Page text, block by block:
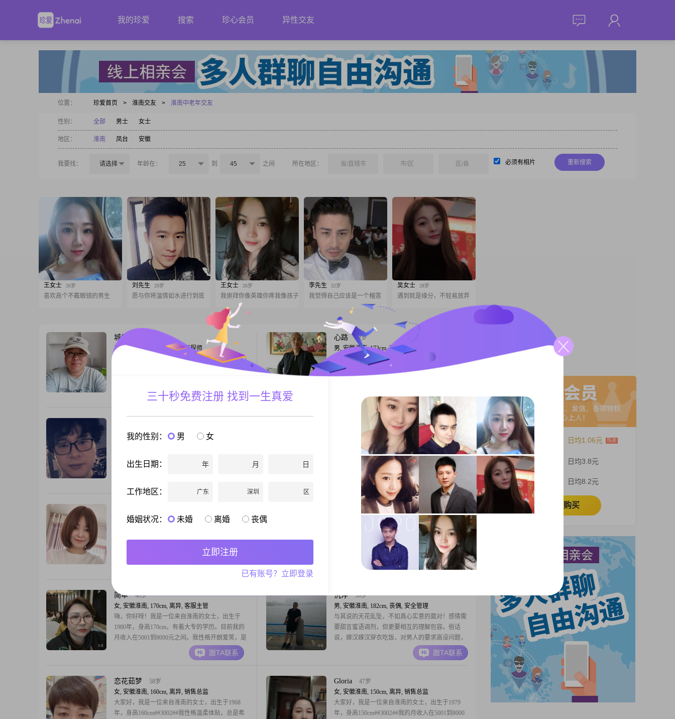
我的珍爱 搜索 珍心会员 异性交友
位置： 珍爱首页 > 淮南交友 > 淮南中老年交友
性别： 全部 男士 女士
地区： 淮南 凤台 安徽
我要找： 请选择 年龄在： 25 到 45 之间 所在地区： 省/直辖市 市/区 区/县 必须有相片 重新搜索
王女士 26岁
喜欢高个不戴眼镜的男生
刘先生 29岁
愿与你将温情如水进行到底
王女士 26岁
我崇拜你像英雄你疼我像孩子
李先生 32岁
我觉得自己应该是一个榴莲
吴女士 28岁
遇到就是缘分，不轻易放弃
城堡之外
男, 安徽淮南, 171cm, 离异, 工程师
忙忙人海，相遇就是缘分！能够相识，就需要真心
跟TA联系
心路
52岁
男, 安徽淮南, 173cm, 离异, 安全管理
大家好，我是一位来自淮南的男士，出生于1974
年，身高173cm。我的月收入在5001到8000元之
值，认为家庭的和谐和幸福是最重要的。我愿意花
时间和精力去经营和维护家庭关系，与家人共度美
好时光。我对待感情认真负责，希望找到一个能够
跟TA联系
男, 安徽淮南, 170cm, 离异, 政府机构
体强壮，偶尔抽烟，滴酒不沾所有的外在都不如内
女, 安徽淮南, 160cm, 离异, 销售主管
大家好，我是一位来自淮南的女士，出生于1974
年，身高160cm##3002##我拥有大专学历，在一家
普通企业工作，月收入大概在3001到5000元之间
##3002##我性格开朗，总是爱笑，我觉得生活就应
该充满阳光##3002##我是一个独立自信的人，能够
自己处理生活中的各种问题，但我也非常享受和家
人朋友在一起的时光#
跟TA联系
女, 安徽淮南, 167cm, 离异, 广告客户经理
淡，向往踏实安稳的感情，不喜欢虚情假意
##3002##希望在这里遇见三观相合的人，以真心换
真心，慢慢相处，用心相守，共度往后的朝夕
跟TA联系
下一站的幸福
50岁
女, 安徽淮南, 156cm, 离异, 自由职业
嗨，你好呀！我是一位出生于 1976 年的女士。我
身高 156cm，目前生活在淮南这座美丽的城市。我
的学历是中专，已退休，月收入在 3000 元以下。
我这个人没什么特别突出的优点，就是比较喜欢看
处，真诚沟通很重要，只有真心实意地交流
跟TA联系
简单
46岁
女, 安徽淮南, 170cm, 离异, 客服主管
嗨，你好呀！我是一位来自淮南的女士，出生于
1980年，身高170cm，有着大专的学历。目前我的
月收入在5001到8000元之间。我性格开朗爱笑，是
个特别随和的人，很容易相处。在生活中，我特别
注重健康管理，经常会去跑步健身，我觉得这样能
欢的事情。我有很多爱好，比如看电影追剧，在
跟TA联系
沉浮
56岁
男, 安徽淮南, 182cm, 丧偶, 安全管理
与其说的天花乱坠，不如真心实意的面对！感情需
要甜言蜜语调剂，但更要相互的理解包容。俗话
说，嫁汉嫁汉穿衣吃饭，对男人的要求高没问题，
但同时你是否有与之相配的条件？老话说的好啊，
门当户对也重要！女人化妆没问题，也不反对女人
的，不知道这算不算欺骗？大家都是成年人，虚情
假意的都能看出
跟TA联系
恋花茹梦
58岁
女, 安徽淮南, 160cm, 离异, 销售总监
大家好，我是一位来自淮南的女士，出生于1968
年，身高160cm##3002##我性格温柔体贴，总是希
Gloria
47岁
女, 安徽淮南, 150cm, 离异, 销售总监
大家好，我是一位来自淮南的女士，出生于1979
年，身高150cm##3002##我的月收入在5001到8000
日均1.06元
日均3.8元
日均8.2元
立即购买
三十秒免费注册 找到一生真爱
我的性别： 男 女
出生日期： 年 月 日
工作地区： 广东 深圳 区
婚姻状况： 未婚 离婚 丧偶
立即注册
已有账号？立即登录